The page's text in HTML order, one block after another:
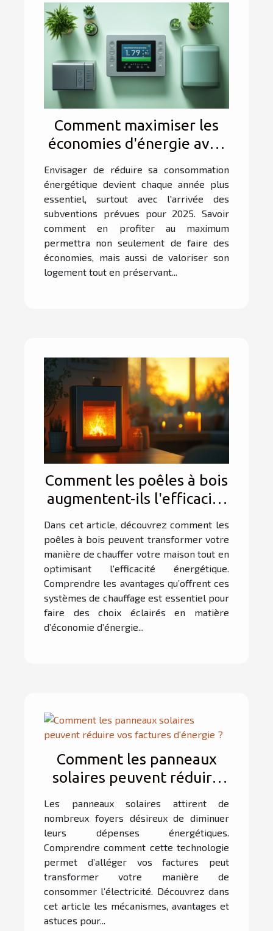
Comment maximiser les
économies d'énergie avec
les subventions de 2025 ?
Envisager de réduire sa consommation
énergétique devient chaque année plus
essentiel, surtout avec l'arrivée des
subventions prévues pour 2025. Savoir
comment en profiter au maximum
permettra non seulement de faire des
économies, mais aussi de valoriser son
logement tout en préservant...
Comment les poêles à bois
augmentent-ils l'efficacité
énergétique ?
Dans cet article, découvrez comment les
poêles à bois peuvent transformer votre
manière de chauffer votre maison tout en
optimisant l'efficacité énergétique.
Comprendre les avantages qu’offrent ces
systèmes de chauffage est essentiel pour
faire des choix éclairés en matière
d’économie d’énergie...
Comment les panneaux
solaires peuvent réduire
Les panneaux solaires attirent de
nombreux foyers désireux de diminuer
leurs dépenses énergétiques.
Comprendre comment cette technologie
permet d’alléger vos factures peut
transformer votre manière de
consommer l’électricité. Découvrez dans
cet article les mécanismes, avantages et
astuces pour...